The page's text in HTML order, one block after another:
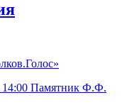
14:00 Памятник Ф.Ф.